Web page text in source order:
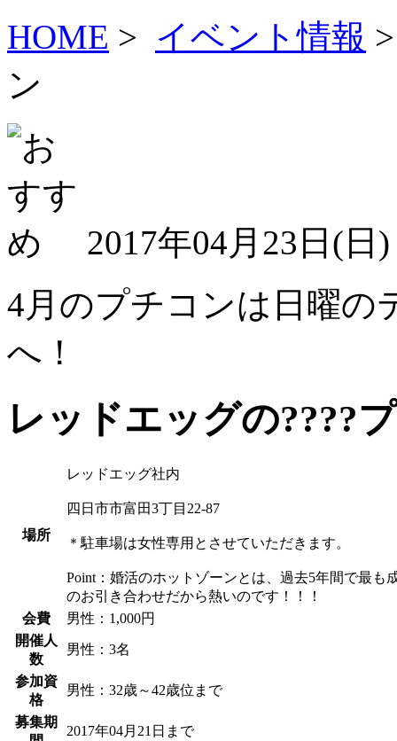
HOME > イベント情報
ン
2017年04月23日(日
4月のプチコンは日曜の
へ！
レッドエッグの????
場所
レッドエッグ社内
四日市市富田3丁目22-87
＊駐車場は女性専用とさせていただきます。
Point：婚活のホットゾーンとは、過去5年間で最
のお引き合わせだから熱いのです！！！
会費
男性 ：1,000円
開催人
数
男性 ：3名
参加資
格
男性 ：32歳～42歳位まで
募集期
2017年04月21日まで